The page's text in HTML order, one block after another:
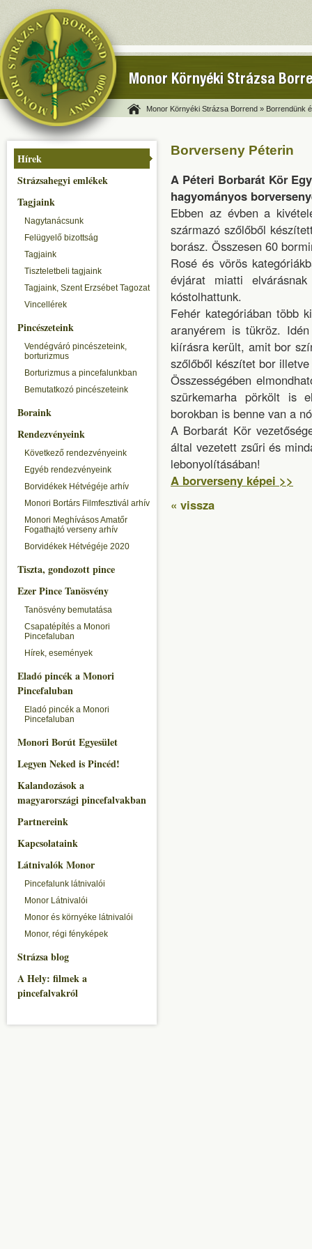
Monor Környéki Strázsa
Monor Környéki Strázsa Borrend » Borrendünk
Hírek
Strázsahegyi emlékek
Tagjaink
Nagytanácsunk
Felügyelő bizottság
Tagjaink
Tiszteletbeli tagjaink
Tagjaink, Szent Erzsébet Tagozat
Vincellérek
Pincészeteink
Vendégváró pincészeteink,
borturizmus
Borturizmus a pincefalunkban
Bemutatkozó pincészeteink
Boraink
Rendezvényeink
Következő rendezvényeink
Egyéb rendezvényeink
Borvidékek Hétvégéje arhív
Monori Bortárs Filmfesztivál arhív
Monori Meghívásos Amatőr
Fogathajtó verseny arhív
Borvidékek Hétvégéje 2020
Tiszta, gondozott pince
Ezer Pince Tanösvény
Tanösvény bemutatása
Csapatépítés a Monori
Pincefaluban
Hírek, események
Eladó pincék a Monori
Pincefaluban
Eladó pincék a Monori
Pincefaluban
Monori Borút Egyesület
Legyen Neked is Pincéd!
Kalandozások a
magyarországi pincefalvakban
Partnereink
Kapcsolataink
Látnivalók Monor
Pincefalunk látnivalói
Monor Látnivalói
Monor és környéke látnivalói
Monor, régi fényképek
Strázsa blog
A Hely: filmek a
pincefalvakról
Borverseny Péterin
A Péteri Borbarát Kör
hagyományos
Ebben az évben a
származó szőlőből
borász. Összesen 60
Rosé és vörös
évjárat miatti
kóstolhattunk.
Fehér kategóriában több
aranyérem is tükröz.
kiírásra került, amit bor
szőlőből készítet bor
Összességében
szürkemarha pörkölt is
borokban is benne van a
A Borbarát Kör
által vezetett zsűri és
lebonyolításában!
A borverseny képei >>
« vissza